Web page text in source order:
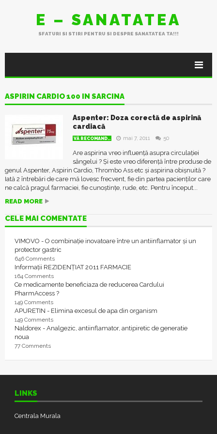
E – SANATATEA
SFATURI SI STIRI PENTRU SI DESPRE SANATATEA TA!!!
ASPIRIN CARDIO 100 IN SARCINA
Aspenter: Doza corectă de aspirină
cardiacă
VĂ RECOMAND.. mai 7, 2011 50
Are aspirina vreo influență asupra circulației
sângelui ? Și este vreo diferență între produse de
genul Aspenter, Aspirin Cardio, Thrombo Ass etc și aspirina obișnuită ?
Iată 2 întrebări de care mă lovesc frecvent, fie din partea pacienților care
ne calcă pragul farmaciei, fie cunoștințe, rude, etc. Pentru început...
READ MORE
CELE MAI COMENTATE
VIMOVO - O combinație inovatoare între un antiinflamator și un
protector gastric
646 Comments
Informații REZIDENȚIAT 2011 FARMACIE
164 Comments
Ce medicamente beneficiaza de reducerea Cardului
PharmAccess ?
149 Comments
APURETIN - Elimina excesul de apa din organism
149 Comments
Naldorex - Analgezic, antiinflamator, antipiretic de generatie
noua
77 Comments
LINKS
Centrala Murala